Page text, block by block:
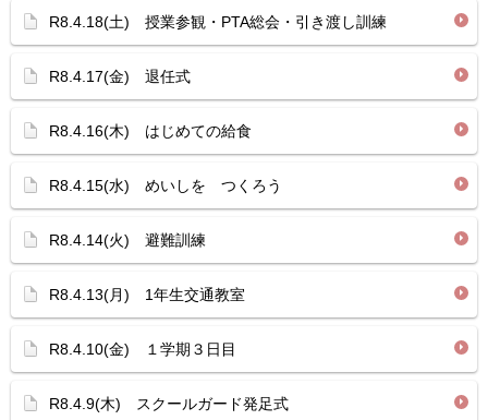
R8.4.18(土) 授業参観・PTA総会・引き渡し訓練
R8.4.17(金) 退任式
R8.4.16(木) はじめての給食
R8.4.15(水) めいしを つくろう
R8.4.14(火) 避難訓練
R8.4.13(月) 1年生交通教室
R8.4.10(金) １学期３日目
R8.4.9(木) スクールガード発足式